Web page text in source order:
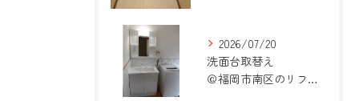
2026/07/20
洗面台取替え
＠福岡市南区のリフォーム